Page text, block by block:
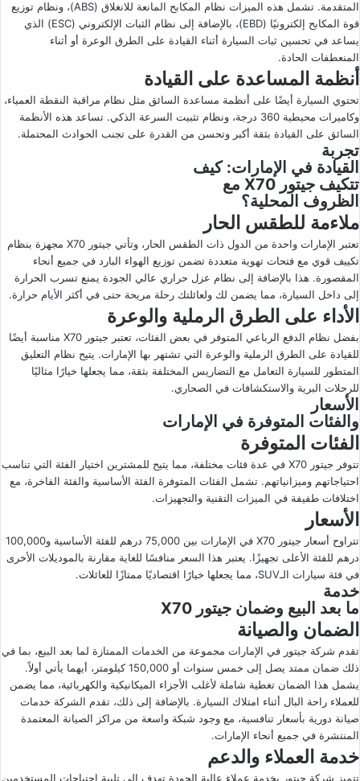
المتقدمة. تشمل هذه الميزات نظام المكابح المانعة للانغلاق (ABS)، ونظام توزيع
قوة المكابح إلكترونيًا (EBD)، بالإضافة إلى نظام الثبات الإلكتروني (ESC) الذي
يساعد في تحسين ثبات السيارة أثناء القيادة على الطرق الوعرة أو أثناء
المنعطفات الحادة.
أنظمة المساعدة على القيادة
تحتوي السيارة أيضًا على أنظمة مساعدة السائق مثل نظام مراقبة النقطة العمياء،
وكاميرات محيطية 360 درجة، ونظام تثبيت السرعة الذكي. تساعد هذه الأنظمة
السائق على القيادة بثقة أكبر وتحسن من القدرة على تجنب الحوادث المحتملة.
تجربة
القيادة في الإمارات: كيف
تتكيف جيتور X70 مع
الظروف المحلية؟
ملاءمة للطقس الحار
تعتبر الإمارات واحدة من الدول ذات الطقس الحار، وتأتي جيتور X70 مجهزة بنظام
تكييف قوي مع فتحات تهوية متعددة تضمن توزيع الهواء البارد في جميع أنحاء
المقصورة. هذا بالإضافة إلى نظام عزل حراري عالي الجودة يمنع تسرب الحرارة
إلى داخل السيارة، مما يضمن لك ولعائلتك رحلة مريحة حتى في أكثر الأيام حرارة.
الأداء على الطرق الرملية والوعرة
بفضل نظام الدفع الرباعي المتوفر في بعض الفئات، تعتبر جيتور X70 مناسبة أيضًا
للقيادة على الطرق الرملية والوعرة التي تشتهر بها الإمارات. يتيح نظام التعليق
المتطور للسيارة التعامل مع التضاريس المختلفة بثقة، مما يجعلها خيارًا مثاليًا
للرحلات البرية والاستكشافات في الصحاري.
الأسعار
والفئات المتوفرة في الإمارات
الفئات المتوفرة
تتوفر جيتور X70 في عدة فئات مختلفة، مما يتيح للمشترين اختيار الفئة التي تناسب
احتياجاتهم وميزانياتهم. تشمل الفئات المتوفرة الفئة الأساسية والفئة الفاخرة، مع
اختلافات طفيفة في الميزات التقنية والتجهيزات.
الأسعار
تتراوح أسعار جيتور X70 في الإمارات بين 75,000 درهم للفئة الأساسية و100,000
درهم للفئة الأعلى تجهيزًا. يعتبر هذا السعر منافسًا للغاية مقارنة بالموديلات الأخرى
في فئة سيارات الـSUV، مما يجعلها خيارًا اقتصاديًا ممتازًا للعائلات.
خدمة
ما بعد البيع وضمان جيتور X70
الضمان والصيانة
تقدم شركة جيتور في الإمارات مجموعة من الخدمات الممتازة لما بعد البيع، بما في
ذلك ضمان ممتد يصل إلى خمس سنوات أو 150,000 كيلومتر، أيهما يأتي أولاً.
يشمل هذا الضمان تغطية شاملة لأغلب الأجزاء الميكانيكية والكهربائية، مما يضمن
للعملاء راحة البال أثناء امتلاك السيارة. بالإضافة إلى ذلك، تقدم الشركة خدمات
صيانة دورية بأسعار تنافسية، مع وجود شبكة واسعة من مراكز الصيانة المعتمدة
المنتشرة في جميع أنحاء الإمارات.
خدمة العملاء والدعم
تتميز شركة جيتور بخدمة عملاء عالية الجودة تهدف إلى تلبية احتياجات المستخدمين